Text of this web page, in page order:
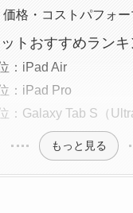
価格・コストパフォー
トおすすめラン
：iPad Air
：iPad Pro
：Galaxy Tab S（
もっと見る